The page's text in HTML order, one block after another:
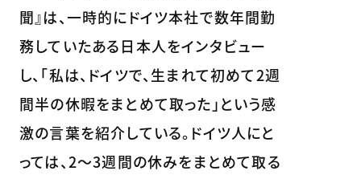
聞』は、一時的にドイツ本社で数年間勤
務していたある日本人をインタビュー
し、「私は、ドイツで、生まれて初めて2週
間半の休暇をまとめて取った」という感
激の言葉を紹介している。ドイツ人にと
っては、2～3週間の休みをまとめて取る